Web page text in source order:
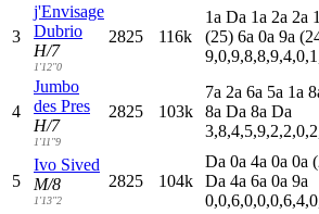
3
j'Envisage
Dubrio
H/7
1'12"0
2825 116k
1a Da 1a 2a 2a 1
(25) 6a 0a 9a
4
Jumbo
des Pres
H/7
1'11"9
2825 103k
7a 2a 6a 5a 1a 8
8a Da 8a Da
5
Ivo Sived
M/8
1'13"2
2825 104k
Da 0a 4a 0a 0a
Da 4a 6a 0a 9a